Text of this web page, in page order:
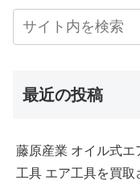
最近の投稿
藤原産業 オイル式エ
工具 エア工具を買取